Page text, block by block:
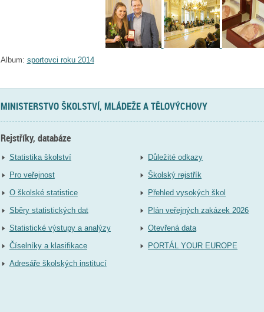
Album: sportovci roku 2014
MINISTERSTVO ŠKOLSTVÍ, MLÁDEŽE A TĚLOVÝCHOVY
Rejstříky, databáze
Statistika školství
Pro veřejnost
O školské statistice
Sběry statistických dat
Statistické výstupy a analýzy
Číselníky a klasifikace
Adresáře školských institucí
Důležité odkazy
Školský rejstřík
Přehled vysokých škol
Plán veřejných zakázek 2026
Otevřená data
PORTÁL YOUR EUROPE